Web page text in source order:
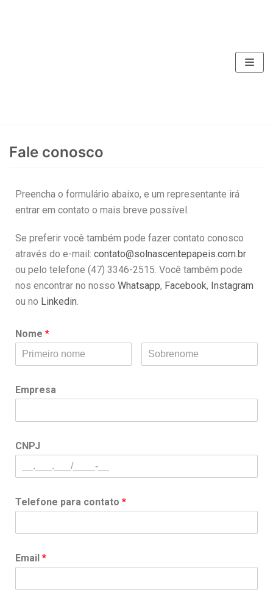
Fale conosco
Preencha o formulário abaixo, e um representante irá
entrar em contato o mais breve possível.
Se preferir você também pode fazer contato conosco
através do e-mail: contato@solnascentepapeis.com.br
ou pelo telefone (47) 3346-2515. Você também pode
nos encontrar no nosso Whatsapp, Facebook, Instagram
ou no Linkedin.
Nome *
Empresa
CNPJ
Telefone para contato *
Email *